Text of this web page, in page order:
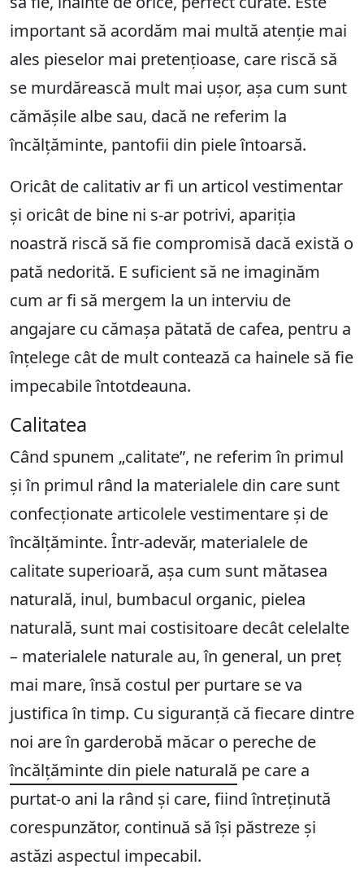
important să acordăm mai multă atenție mai
ales pieselor mai pretențioase, care riscă să
se murdărească mult mai ușor, așa cum sunt
cămășile albe sau, dacă ne referim la
încălțăminte, pantofii din piele întoarsă.
Oricât de calitativ ar fi un articol vestimentar
și oricât de bine ni s-ar potrivi, apariția
noastră riscă să fie compromisă dacă există o
pată nedorită. E suficient să ne imaginăm
cum ar fi să mergem la un interviu de
angajare cu cămașa pătată de cafea, pentru a
înțelege cât de mult contează ca hainele să fie
impecabile întotdeauna.
Calitatea
Când spunem „calitate”, ne referim în primul
și în primul rând la materialele din care sunt
confecționate articolele vestimentare și de
încălțăminte. Într-adevăr, materialele de
calitate superioară, așa cum sunt mătasea
naturală, inul, bumbacul organic, pielea
naturală, sunt mai costisitoare decât celelalte
– materialele naturale au, în general, un preț
mai mare, însă costul per purtare se va
justifica în timp. Cu siguranță că fiecare dintre
noi are în garderobă măcar o pereche de
încălțăminte din piele naturală pe care a
purtat-o ani la rând și care, fiind întreținută
corespunzător, continuă să își păstreze și
astăzi aspectul impecabil.